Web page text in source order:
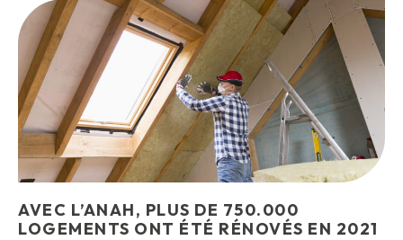
AVEC L’ANAH, PLUS DE 750.000
LOGEMENTS ONT ÉTÉ RÉNOVÉS EN 2021